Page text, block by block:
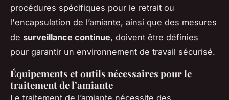
procédures spécifiques pour le retrait ou
l'encapsulation de l’amiante, ainsi que des mesures
de surveillance continue, doivent être définies
pour garantir un environnement de travail sécurisé.
Équipements et outils nécessaires pour le
traitement de l’amiante